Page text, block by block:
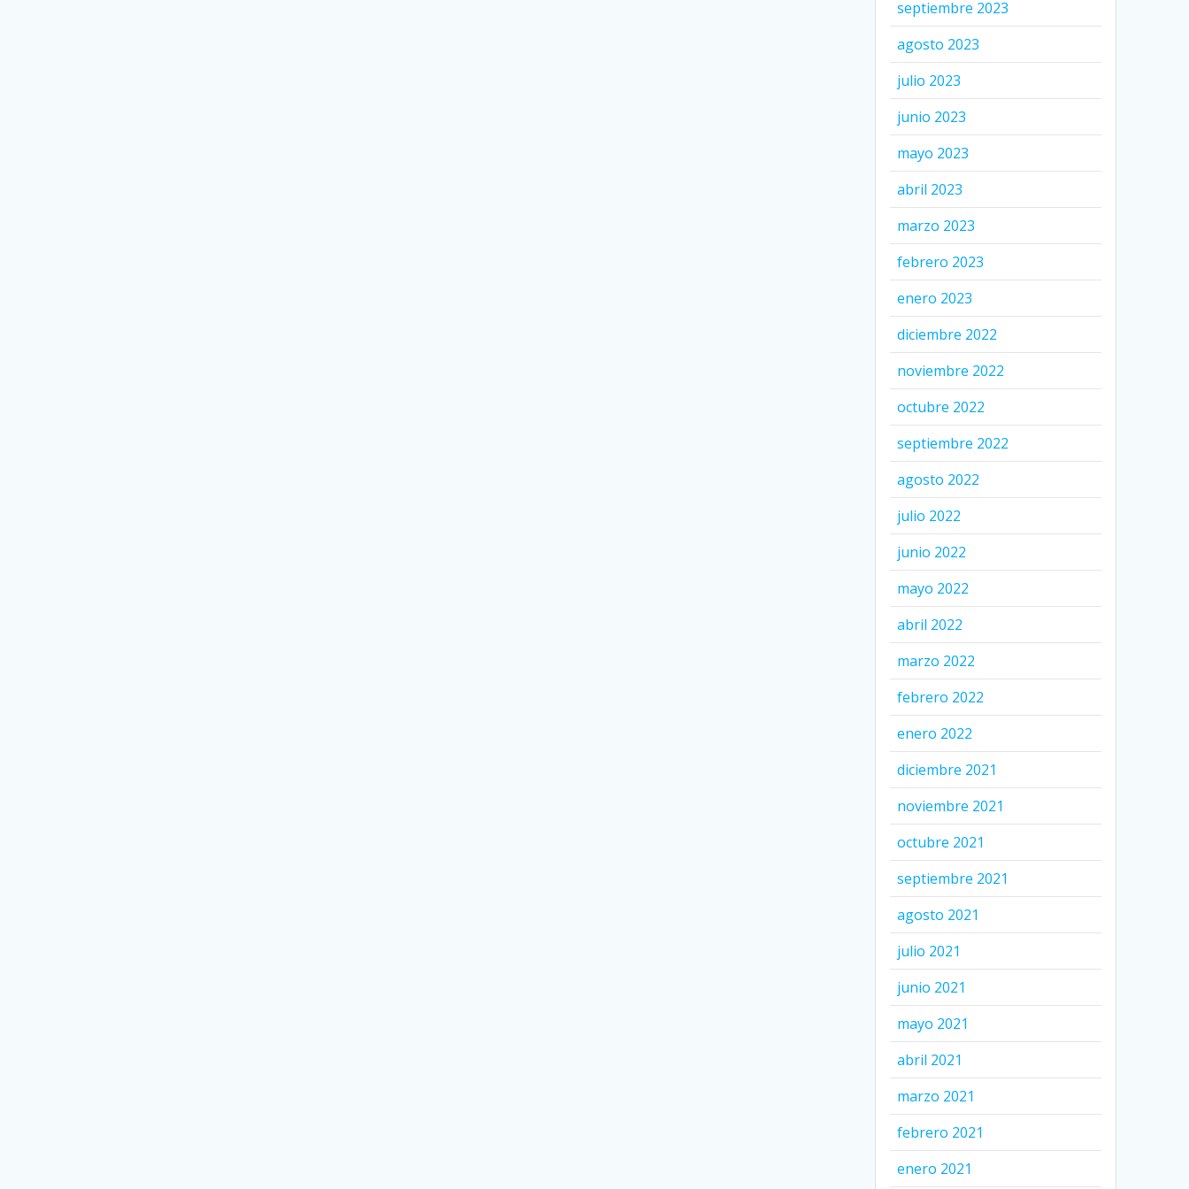
septiembre 2023
agosto 2023
julio 2023
junio 2023
mayo 2023
abril 2023
marzo 2023
febrero 2023
enero 2023
diciembre 2022
noviembre 2022
octubre 2022
septiembre 2022
agosto 2022
julio 2022
junio 2022
mayo 2022
abril 2022
marzo 2022
febrero 2022
enero 2022
diciembre 2021
noviembre 2021
octubre 2021
septiembre 2021
agosto 2021
julio 2021
junio 2021
mayo 2021
abril 2021
marzo 2021
febrero 2021
enero 2021